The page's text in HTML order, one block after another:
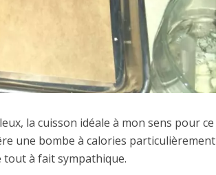
la cuisson idéale à mon sens pour ce
une bombe à calories particulièrement
tout à fait sympathique.